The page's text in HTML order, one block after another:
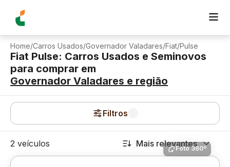
Home/Carros Usados/Governador Valadares/Fiat/Pulse
Fiat Pulse: Carros Usados e Seminovos
para comprar em
Governador Valadares e região
Filtros
2 veículos Mais relevantes
Foto 360º